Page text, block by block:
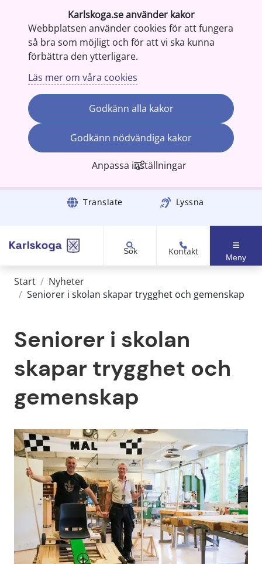
Karlskoga.se använder kakor
Webbplatsen använder cookies för att fungera
så bra som möjligt och för att vi ska kunna
förbättra den ytterligare.
Läs mer om våra cookies
Godkänn alla kakor
Godkänn nödvändiga kakor
Anpassa inställningar
Gå till innehåll Translate Lyssna
Sök Kontakt
Meny
Start / Nyheter
/ Seniorer i skolan skapar trygghet och gemenskap
Seniorer i skolan
skapar trygghet och
gemenskap